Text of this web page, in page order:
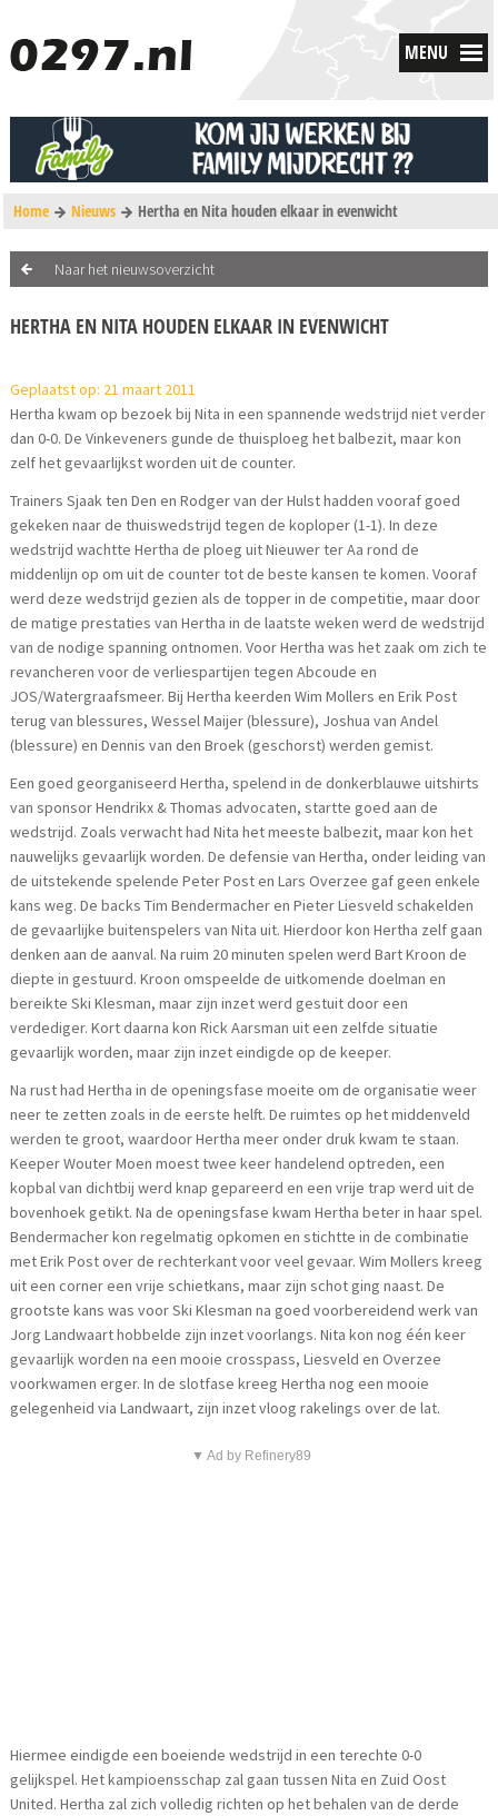
MENU
Home Nieuws Hertha en Nita houden elkaar in evenwicht
Naar het nieuwsoverzicht
HERTHA EN NITA HOUDEN ELKAAR IN EVENWICHT
Geplaatst op: 21 maart 2011
Hertha kwam op bezoek bij Nita in een spannende wedstrijd niet verder
dan 0-0. De Vinkeveners gunde de thuisploeg het balbezit, maar kon
zelf het gevaarlijkst worden uit de counter.
Trainers Sjaak ten Den en Rodger van der Hulst hadden vooraf goed
gekeken naar de thuiswedstrijd tegen de koploper (1-1). In deze
wedstrijd wachtte Hertha de ploeg uit Nieuwer ter Aa rond de
middenlijn op om uit de counter tot de beste kansen te komen. Vooraf
werd deze wedstrijd gezien als de topper in de competitie, maar door
de matige prestaties van Hertha in de laatste weken werd de wedstrijd
van de nodige spanning ontnomen. Voor Hertha was het zaak om zich te
revancheren voor de verliespartijen tegen Abcoude en
JOS/Watergraafsmeer. Bij Hertha keerden Wim Mollers en Erik Post
terug van blessures, Wessel Maijer (blessure), Joshua van Andel
(blessure) en Dennis van den Broek (geschorst) werden gemist.
Een goed georganiseerd Hertha, spelend in de donkerblauwe uitshirts
van sponsor Hendrikx & Thomas advocaten, startte goed aan de
wedstrijd. Zoals verwacht had Nita het meeste balbezit, maar kon het
nauwelijks gevaarlijk worden. De defensie van Hertha, onder leiding van
de uitstekende spelende Peter Post en Lars Overzee gaf geen enkele
kans weg. De backs Tim Bendermacher en Pieter Liesveld schakelden
de gevaarlijke buitenspelers van Nita uit. Hierdoor kon Hertha zelf gaan
denken aan de aanval. Na ruim 20 minuten spelen werd Bart Kroon de
diepte in gestuurd. Kroon omspeelde de uitkomende doelman en
bereikte Ski Klesman, maar zijn inzet werd gestuit door een
verdediger. Kort daarna kon Rick Aarsman uit een zelfde situatie
gevaarlijk worden, maar zijn inzet eindigde op de keeper.
Na rust had Hertha in de openingsfase moeite om de organisatie weer
neer te zetten zoals in de eerste helft. De ruimtes op het middenveld
werden te groot, waardoor Hertha meer onder druk kwam te staan.
Keeper Wouter Moen moest twee keer handelend optreden, een
kopbal van dichtbij werd knap gepareerd en een vrije trap werd uit de
bovenhoek getikt. Na de openingsfase kwam Hertha beter in haar spel.
Bendermacher kon regelmatig opkomen en stichtte in de combinatie
met Erik Post over de rechterkant voor veel gevaar. Wim Mollers kreeg
uit een corner een vrije schietkans, maar zijn schot ging naast. De
grootste kans was voor Ski Klesman na goed voorbereidend werk van
Jorg Landwaart hobbelde zijn inzet voorlangs. Nita kon nog één keer
gevaarlijk worden na een mooie crosspass, Liesveld en Overzee
voorkwamen erger. In de slotfase kreeg Hertha nog een mooie
gelegenheid via Landwaart, zijn inzet vloog rakelings over de lat.
▼ Ad by Refinery89
Hiermee eindigde een boeiende wedstrijd in een terechte 0-0
gelijkspel. Het kampioensschap zal gaan tussen Nita en Zuid Oost
United. Hertha zal zich volledig richten op het behalen van de derde